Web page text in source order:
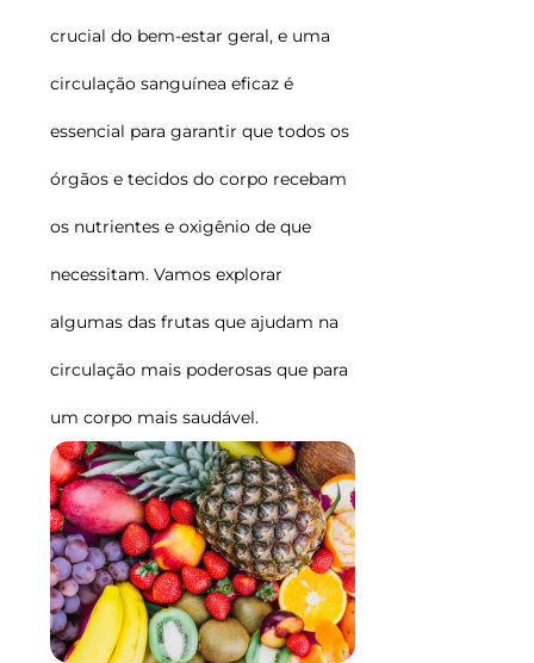
crucial do bem-estar geral, e uma
circulação sanguínea eficaz é
essencial para garantir que todos os
órgãos e tecidos do corpo recebam
os nutrientes e oxigênio de que
necessitam. Vamos explorar
algumas das frutas que ajudam na
circulação mais poderosas que para
um corpo mais saudável.